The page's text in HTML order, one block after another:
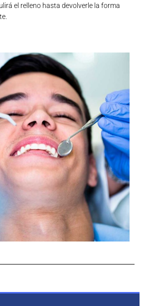
el relleno hasta devolverle la forma